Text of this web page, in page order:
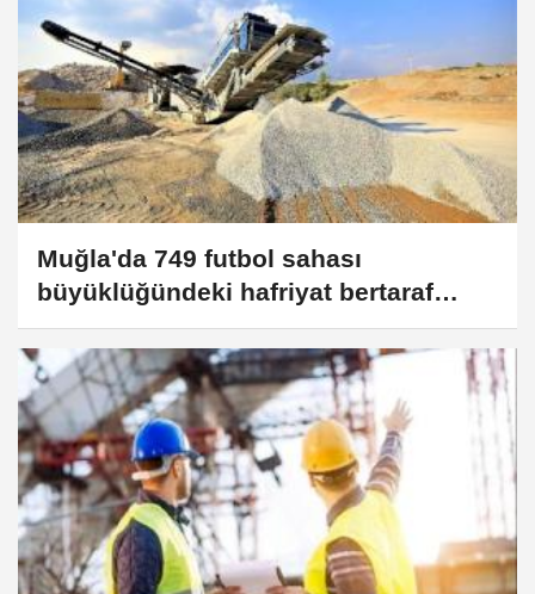
Muğla'da 749 futbol sahası
büyüklüğündeki hafriyat bertaraf
edildi... 92 milyon TL’lik tasarruf
sağlandı